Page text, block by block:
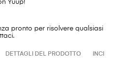
Yuup!
pronto per risolvere qualsiasi
DETTAGLI DEL PRODOTTO INCI